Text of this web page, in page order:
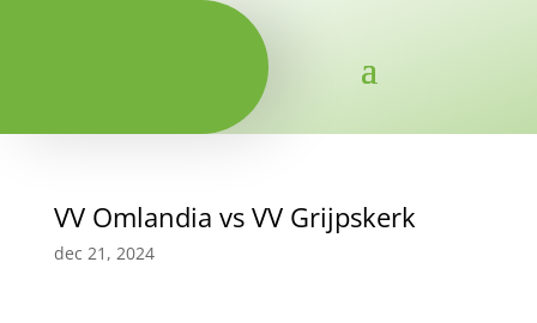
VV Omlandia vs VV Grijpskerk
dec 21, 2024